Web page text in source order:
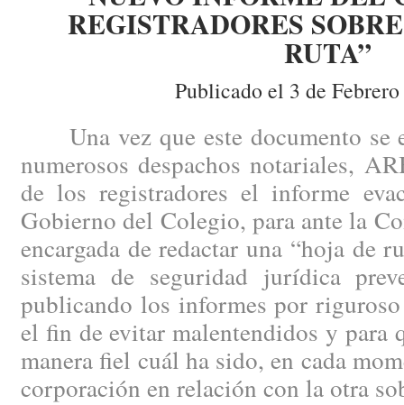
REGISTRADORES
RUTA”
Publicado el 3 de
Una vez que este documento se
numerosos despachos notariales,
de los registradores el informe
Gobierno del Colegio, para ante la
encargada de redactar una “hoja de
sistema de seguridad jurídica
publicando los informes por
el fin de evitar malentendidos y para
manera fiel cuál ha sido, en cada
corporación en relación con la otra